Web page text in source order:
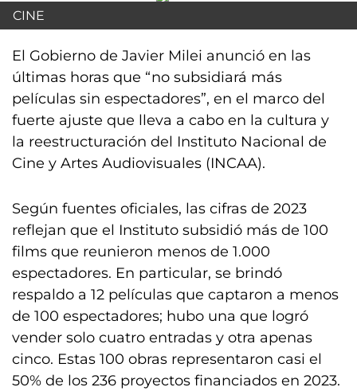
CINE
El Gobierno de Javier Milei anunció en las
últimas horas que “no subsidiará más
películas sin espectadores”, en el marco del
fuerte ajuste que lleva a cabo en la cultura y
la reestructuración del Instituto Nacional de
Cine y Artes Audiovisuales (INCAA).
Según fuentes oficiales, las cifras de 2023
reflejan que el Instituto subsidió más de 100
films que reunieron menos de 1.000
espectadores. En particular, se brindó
respaldo a 12 películas que captaron a menos
de 100 espectadores; hubo una que logró
vender solo cuatro entradas y otra apenas
cinco. Estas 100 obras representaron casi el
50% de los 236 proyectos financiados en 2023.